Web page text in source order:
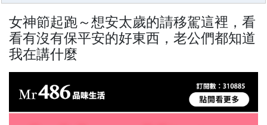
女神節起跑～想安太歲的請移駕這裡，看
看有沒有保平安的好東西，老公們都知道
我在講什麼